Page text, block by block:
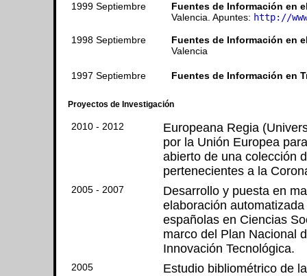
1999 Septiembre
Fuentes de Información en
Valencia. Apuntes: http://
1998 Septiembre
Fuentes de Información en
Valencia
1997 Septiembre Fuentes de Información en
Proyectos de Investigación
2010 - 2012
Europeana Regia
por la Unión Europea
abierto de una colección
pertenecientes a la
2005 - 2007
Desarrollo y puesta en
elaboración
españolas en Ciencias
marco del Plan Nacional
Innovación Tecnológica.
2005 Estudio bibliométrico de